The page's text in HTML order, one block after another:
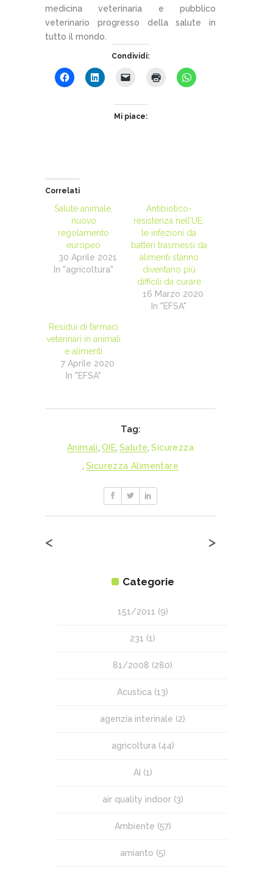
medicina veterinaria e pubblico
veterinario progresso della salute in
tutto il mondo.
Condividi:
Mi piace:
Correlati
Salute animale,
nuovo
regolamento
europeo
30 Aprile 2021
In "agricoltura"
Antibiotico-
resistenza nell’UE:
le infezioni da
batteri trasmessi da
alimenti stanno
diventano più
difficili da curare
16 Marzo 2020
In "EFSA"
Residui di farmaci
veterinari in animali
e alimenti
7 Aprile 2020
In "EFSA"
Tag:
Animali OIE Salute Sicurezza
Sicurezza Alimentare
< >
Categorie
151/2011 (9)
231 (1)
81/2008 (280)
Acustica (13)
agenzia interinale (2)
agricoltura (44)
AI (1)
air quality indoor(3)
Ambiente (57)
amianto (5)